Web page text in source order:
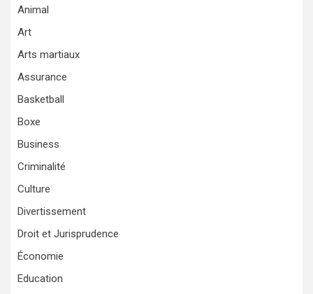
Animal
Art
Arts martiaux
Assurance
Basketball
Boxe
Business
Criminalité
Culture
Divertissement
Droit et Jurisprudence
Économie
Education